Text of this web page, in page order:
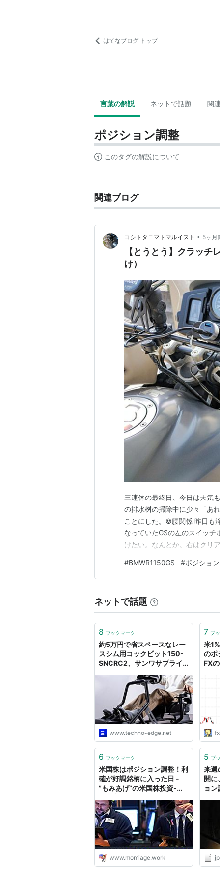
はてなブログ トップ
言葉の解説 ネットで話題 関
ポジション調整
このタグの解説について
関連ブログ
コシトタニマトマルイスト • 5ヶ月
【とうとう】クラッチ
け）
三連休の最終日、今日は天気
の排水桝の掃除中に少々「あ
ことにした。©腰関係 昨日も
なっていたGSの左のスイッ
けたい。なんとか。右はクリ
が、現物を目の前にあと一歩
もうあと一歩のはず。何とか
#BMWR1150GS #ポジショ
ネットで話題
8 ブックマーク
約5万円で省スペースなレー
スシム用コックピット150-
SNCRC2、サンワサプライ
シート付きでポジション調整
も可 | テクノエッジ
TechnoEdge
www.techno-edge.net
7 ブ
米
のポ
FX
6 ブックマーク
米国株はポジション調整！利
確が好調銘柄に入った日 -
”もみあげ”の米国株投資-お
www.momiage.work
5 ブ
来週
開に
ョン